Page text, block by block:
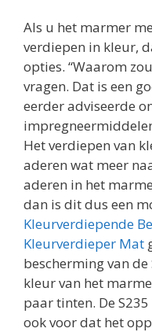
Als u het marmer
verdiepen in kleur,
opties. “Waarom
vragen. Dat is een
eerder adviseerde
Het verdiepen van
aderen wat meer
aderen in het
dan is dit dus een
Kleurverdiepende
Kleurverdieper Mat
bescherming van de
kleur van het
paar tinten. De
ook voor dat het